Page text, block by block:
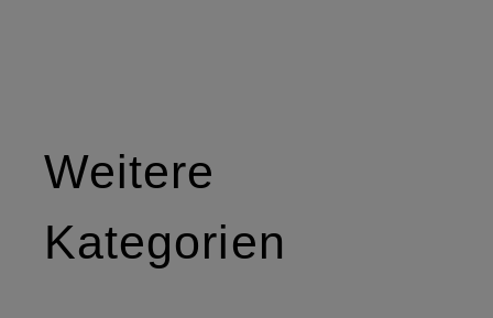
Weitere
Kategorien